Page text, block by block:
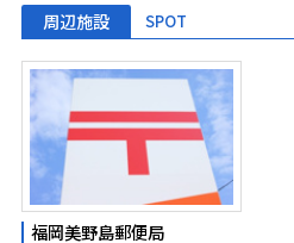
周辺施設 SPOT
福岡美野島郵便局